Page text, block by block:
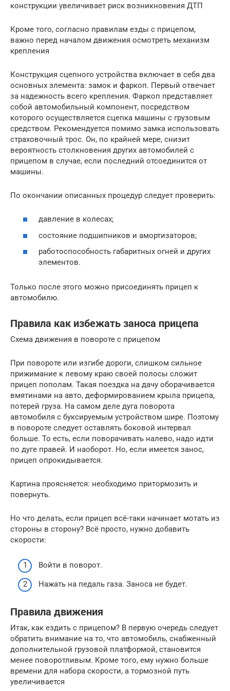
конструкции увеличивает риск возникновения ДТП
Кроме того, согласно правилам езды с прицепом,
важно перед началом движения осмотреть механизм
крепления
Конструкция сцепного устройства включает в себя два
основных элемента: замок и фаркоп. Первый отвечает
за надежность всего крепления. Фаркоп представляет
собой автомобильный компонент, посредством
которого осуществляется сцепка машины с грузовым
средством. Рекомендуется помимо замка использовать
страховочный трос. Он, по крайней мере, снизит
вероятность столкновения других автомобилей с
прицепом в случае, если последний отсоединится от
машины.
По окончании описанных процедур следует проверить:
давление в колесах;
состояние подшипников и амортизаторов;
работоспособность габаритных огней и других
элементов.
Только после этого можно присоединять прицеп к
автомобилю.
Правила как избежать заноса прицепа
Схема движения в повороте с прицепом
При повороте или изгибе дороги, слишком сильное
прижимание к левому краю своей полосы сложит
прицеп пополам. Такая поездка на дачу оборачивается
вмятинами на авто, деформированием крыла прицепа,
потерей груза. На самом деле дуга поворота
автомобиля с буксируемым устройством шире. Поэтому
в повороте следует оставлять боковой интервал
больше. То есть, если поворачивать налево, надо идти
по дуге правей. И наоборот. Но, если имеется занос,
прицеп опрокидывается.
Картина проясняется: необходимо притормозить и
повернуть.
Но что делать, если прицеп всё-таки начинает мотать из
стороны в сторону? Всё просто, нужно добавить
скорости:
Войти в поворот.
Нажать на педаль газа. Заноса не будет.
Правила движения
Итак, как ездить с прицепом? В первую очередь следует
обратить внимание на то, что автомобиль, снабженный
дополнительной грузовой платформой, становится
менее поворотливым. Кроме того, ему нужно больше
времени для набора скорости, а тормозной путь
увеличивается